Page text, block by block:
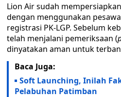
Lion Air sudah
dengan menggunakan
registrasi PK-LGP. Sebelum
telah menjalani pemeriksaan (
dinyatakan aman untuk
Baca Juga:
Soft Launching, Inilah
Pelabuhan Patimban